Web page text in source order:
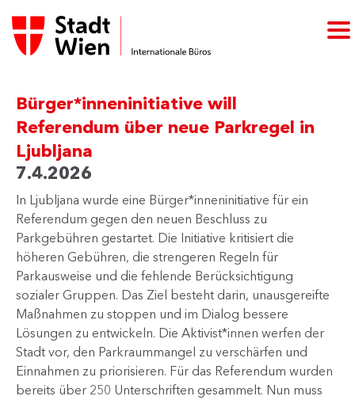
Bürger*inneninitiative will
Referendum über neue Parkregel in
Ljubljana
7.4.2026
In Ljubljana wurde eine Bürger*inneninitiative für ein
Referendum gegen den neuen Beschluss zu
Parkgebühren gestartet. Die Initiative kritisiert die
höheren Gebühren, die strengeren Regeln für
Parkausweise und die fehlende Berücksichtigung
sozialer Gruppen. Das Ziel besteht darin, unausgereifte
Maßnahmen zu stoppen und im Dialog bessere
Lösungen zu entwickeln. Die Aktivist*innen werfen der
Stadt vor, den Parkraummangel zu verschärfen und
Einnahmen zu priorisieren. Für das Referendum wurden
bereits über 250 Unterschriften gesammelt. Nun muss